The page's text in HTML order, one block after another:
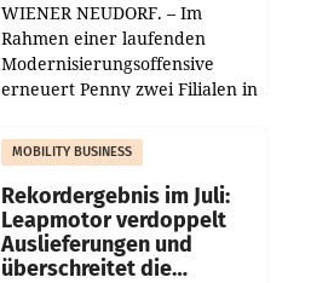
WIENER NEUDORF. – Im
Rahmen einer laufenden
Modernisierungsoffensive
erneuert Penny zwei Filialen in
Die beiden Standorte liegen in
Haag sowie im rund
MOBILITY BUSINESS
Rekordergebnis im Juli:
Leapmotor verdoppelt
Auslieferungen und
überschreitet die